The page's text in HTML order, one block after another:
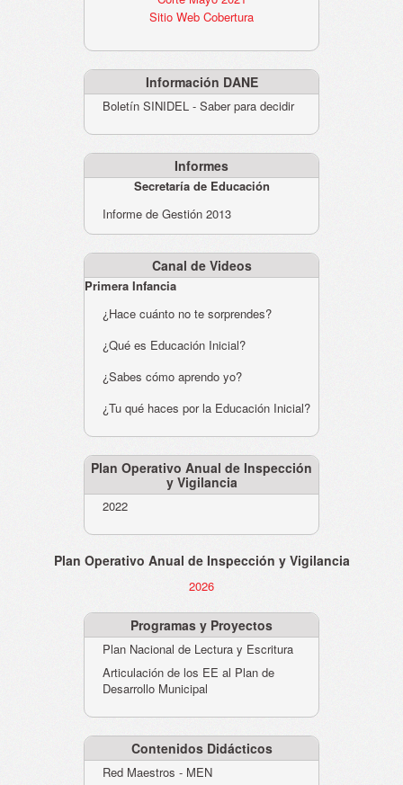
Sitio Web Cobertura
Información DANE
Boletín SINIDEL - Saber para decidir
Informes
Secretaría de Educación
Informe de Gestión 2013
Canal de Videos
Primera Infancia
¿Hace cuánto no te sorprendes?
¿Qué es Educación Inicial?
¿Sabes cómo aprendo yo?
¿Tu qué haces por la Educación Inicial?
Plan Operativo Anual de Inspección
y Vigilancia
2022
Plan Operativo Anual de Inspección y Vigilancia
2026
Programas y Proyectos
Plan Nacional de Lectura y Escritura
Articulación de los EE al Plan de
Desarrollo Municipal
Contenidos Didácticos
Red Maestros - MEN